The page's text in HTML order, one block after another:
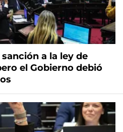
a la ley de
el Gobierno debió